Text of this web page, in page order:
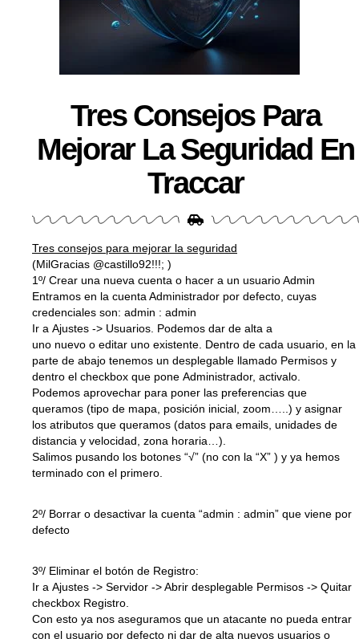
Tres Consejos Para
Mejorar La Seguridad En
Traccar
Tres consejos para mejorar la seguridad
(MilGracias @castillo92!!!; )
1º/ Crear una nueva cuenta o hacer a un usuario Admin
Entramos en la cuenta Administrador por defecto, cuyas
credenciales son: admin : admin
Ir a Ajustes -> Usuarios . Podemos dar de alta a
uno nuevo o editar uno existente. Dentro de cada usuario, en la
parte de abajo tenemos un desplegable llamado Permisos y
dentro el checkbox que pone Administrador, activalo.
Podemos aprovechar para poner las preferencias que
queramos (tipo de mapa, posición inicial, zoom…..) y asignar
los atributos que queramos (datos para emails, unidades de
distancia y velocidad, zona horaria…).
Salimos pusando los botones “√” (no con la “X” ) y ya hemos
terminado con el primero.
2º/ Borrar o desactivar la cuenta “admin : admin” que viene por
defecto
3º/ Eliminar el botón de Registro:
Ir a Ajustes -> Servidor -> Abrir desplegable Permisos -> Quitar
checkbox Registro
Con esto ya nos aseguramos que un atacante no pueda entrar
con el usuario por defecto ni dar de alta nuevos usuarios o